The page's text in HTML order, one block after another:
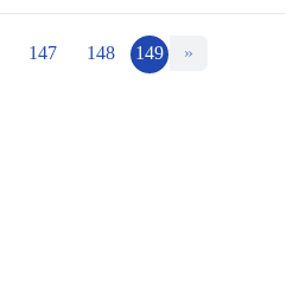
147 148 149 »